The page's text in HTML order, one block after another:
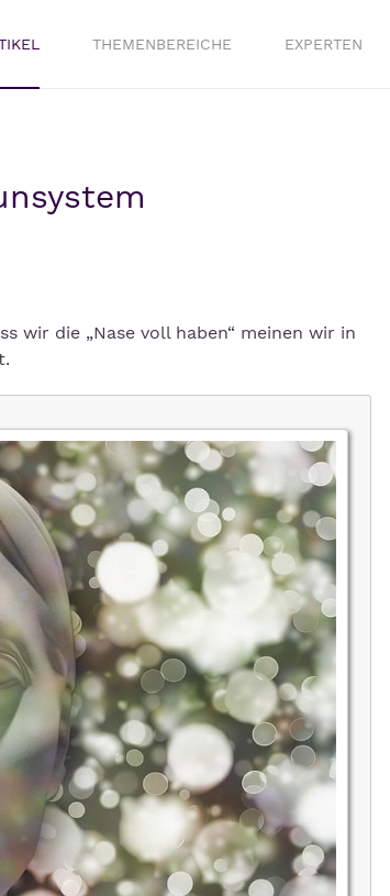
THEMENBEREICHE EXPERTEN
wir die „Nase voll haben“ meinen wir in